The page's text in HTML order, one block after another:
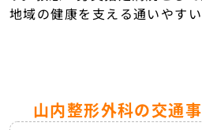
地域の健康を支える通いやすい
山内整形外科の交通